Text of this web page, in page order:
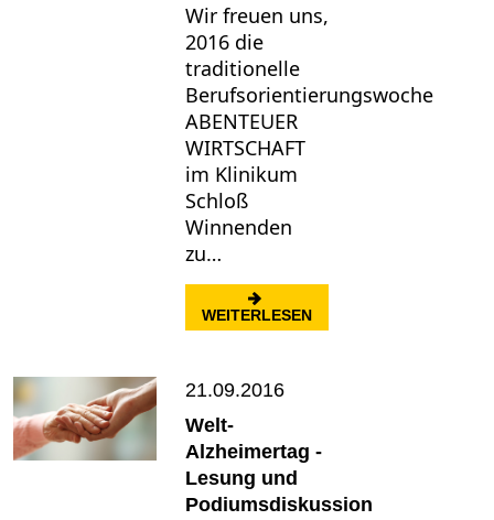
Wir freuen uns,
2016 die
traditionelle
Berufsorientierungswoche
ABENTEUER
WIRTSCHAFT
im Klinikum
Schloß
Winnenden
zu…
WEITERLESEN:
21.09.2016
Welt-
Alzheimertag -
Lesung und
Podiumsdiskussion